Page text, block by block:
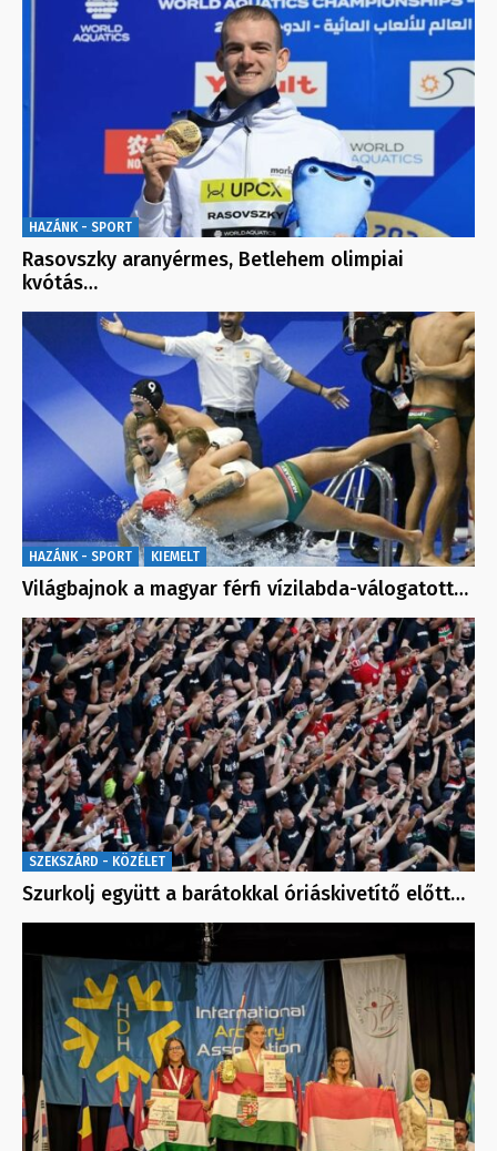
HAZÁNK - SPORT
Rasovszky aranyérmes, Betlehem olimpiai
kvótás…
HAZÁNK - SPORT KIEMELT
Világbajnok a magyar férfi vízilabda-válogatott…
SZEKSZÁRD - KÖZÉLET
Szurkolj együtt a barátokkal óriáskivetítő előtt…